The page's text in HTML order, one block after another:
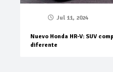
Jul 11, 2024
Nuevo Honda HR-V: SUV
diferente